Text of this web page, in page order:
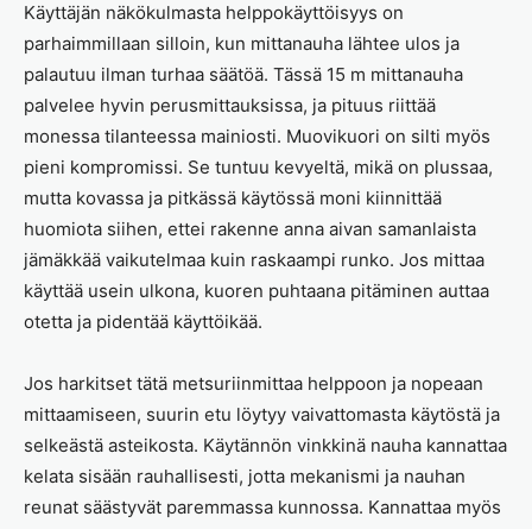
Käyttäjän näkökulmasta helppokäyttöisyys on
parhaimmillaan silloin, kun mittanauha lähtee ulos ja
palautuu ilman turhaa säätöä. Tässä 15 m mittanauha
palvelee hyvin perusmittauksissa, ja pituus riittää
monessa tilanteessa mainiosti. Muovikuori on silti myös
pieni kompromissi. Se tuntuu kevyeltä, mikä on plussaa,
mutta kovassa ja pitkässä käytössä moni kiinnittää
huomiota siihen, ettei rakenne anna aivan samanlaista
jämäkkää vaikutelmaa kuin raskaampi runko. Jos mittaa
käyttää usein ulkona, kuoren puhtaana pitäminen auttaa
otetta ja pidentää käyttöikää.
Jos harkitset tätä metsuriinmittaa helppoon ja nopeaan
mittaamiseen, suurin etu löytyy vaivattomasta käytöstä ja
selkeästä asteikosta. Käytännön vinkkinä nauha kannattaa
kelata sisään rauhallisesti, jotta mekanismi ja nauhan
reunat säästyvät paremmassa kunnossa. Kannattaa myös